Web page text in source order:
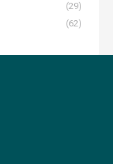
(29)
(62)